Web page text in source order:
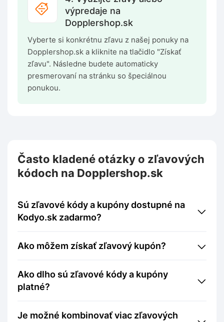
výpredaje na
Dopplershop.sk
Vyberte si konkrétnu zľavu z našej ponuky na
Dopplershop.sk a kliknite na tlačidlo "Získať
zľavu". Následne budete automaticky
presmerovaní na stránku so špeciálnou
ponukou.
Často kladené otázky o zľavových
kódoch na Dopplershop.sk
Sú zľavové kódy a kupóny dostupné na
Kodyo.sk zadarmo?
Ako môžem získať zľavový kupón?
Ako dlho sú zľavové kódy a kupóny
platné?
Je možné kombinovať viac zľavových